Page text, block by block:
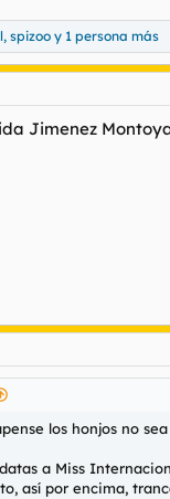
, spizoo y 1 persona más
Jimenez
los honjos no
a Miss
así por encima,